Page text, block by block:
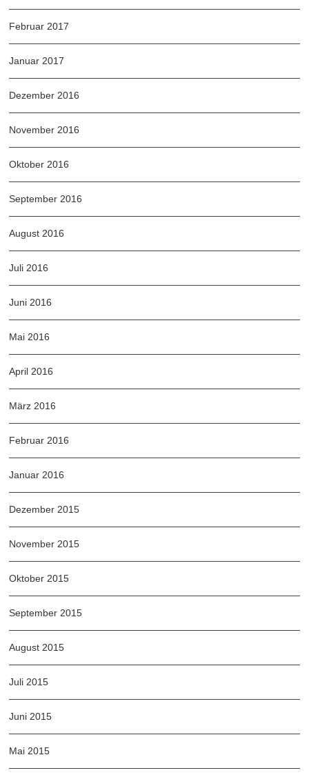
Februar 2017
Januar 2017
Dezember 2016
November 2016
Oktober 2016
September 2016
August 2016
Juli 2016
Juni 2016
Mai 2016
April 2016
März 2016
Februar 2016
Januar 2016
Dezember 2015
November 2015
Oktober 2015
September 2015
August 2015
Juli 2015
Juni 2015
Mai 2015